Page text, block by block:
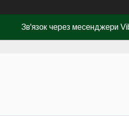
Зв'язок через месенджери